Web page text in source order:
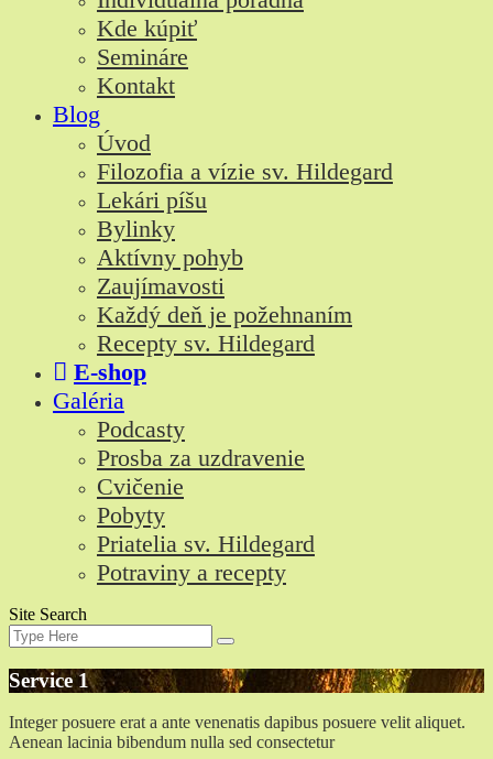
Kde kúpiť
Semináre
Kontakt
Blog
Úvod
Filozofia a vízie sv. Hildegard
Lekári píšu
Bylinky
Aktívny pohyb
Zaujímavosti
Každý deň je požehnaním
Recepty sv. Hildegard
E-shop
Galéria
Podcasty
Prosba za uzdravenie
Cvičenie
Pobyty
Priatelia sv. Hildegard
Potraviny a recepty
Site Search
Search
for:
Search
Service 1
Integer posuere erat a ante venenatis dapibus posuere velit aliquet.
Aenean lacinia bibendum nulla sed consectetur